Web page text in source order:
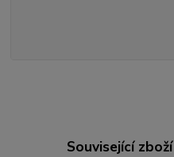
Související zboží